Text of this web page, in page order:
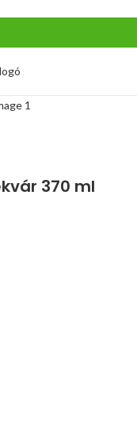
370 ml